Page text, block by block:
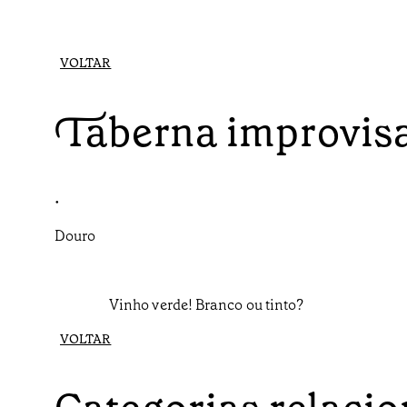
VOLTAR
Taberna
•
Douro
Vinho verde! Branco ou tinto?
VOLTAR